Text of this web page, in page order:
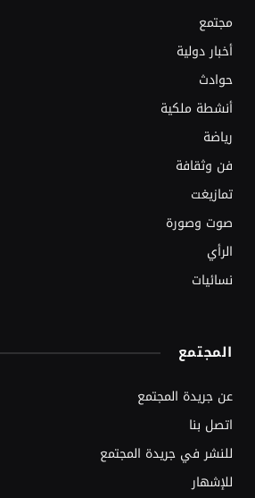
مجتمع
أخبار دولية
حوادث
أنشطة ملكية
رياضة
فن وثقافة
تمازيغت
صوت وصورة
الرأي
نسائيات
المجتمع
عن جريدة المجتمع
اتصل بنا
للنشر في جريدة المجتمع
للإشهار